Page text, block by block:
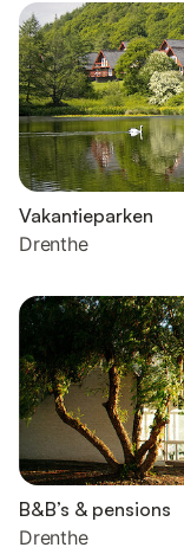
Vakantieparken
Drenthe
B&B’s & pensions
Drenthe